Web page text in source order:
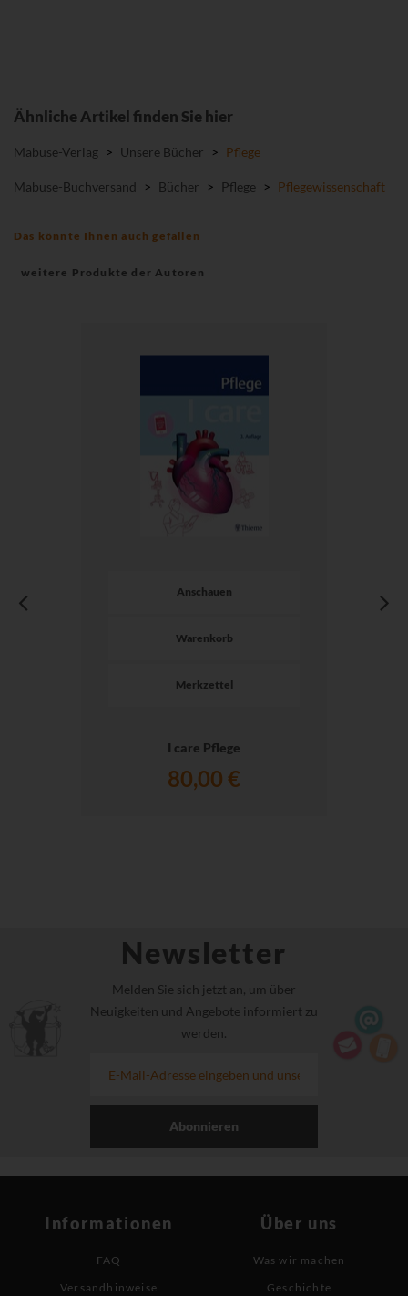
Ähnliche Artikel finden Sie hier
Mabuse-Verlag > Unsere Bücher > Pflege
Mabuse-Buchversand > Bücher > Pflege > Pflegewissenschaft
Das könnte Ihnen auch gefallen
weitere Produkte der Autoren
Anschauen
Warenkorb
Merkzettel
I care Pflege
80,00 €
Newsletter
Melden Sie sich jetzt an, um über
Neuigkeiten und Angebote informiert zu
werden.
Abonnieren
Informationen
FAQ
Versandhinweise
Über uns
Was wir machen
Geschichte